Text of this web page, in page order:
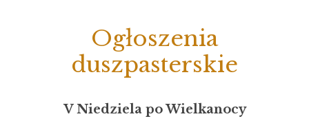
Ogłoszenia
duszpasterskie
V Niedziela po Wielkanocy